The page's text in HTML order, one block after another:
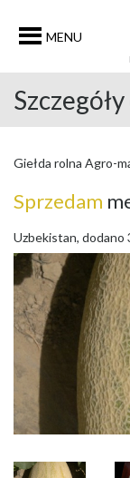
MENU
Giełda rolna Agro-
Sprzedam
Uzbekistan,